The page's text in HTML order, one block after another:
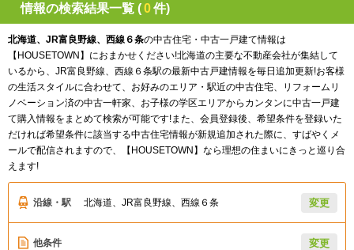
情報の検索結果一覧 (0件)
北海道、JR富良野線、西線６条の中古住宅・中古一戸建て情報は
【HOUSETOWN】におまかせください!北海道の主要な不動産会社が集結して
いるから、JR富良野線、西線６条駅の最新中古戸建情報を毎日追加更新!お客様
の生活スタイルに合わせて、お好みのエリア・駅近の中古住宅、リフォームリ
ノベーション済の中古一軒家、お子様の学区エリアからカンタンに中古一戸建
て購入情報をまとめて検索が可能です!また、会員登録後、希望条件を登録いた
だければ希望条件に該当する中古住宅情報が新規追加された際に、すばやくメ
ールで配信されますので、【HOUSETOWN】なら理想の住まいにきっと巡り合
えます!
沿線・駅 北海道、JR富良野線、西線６条 変更
他条件 変更